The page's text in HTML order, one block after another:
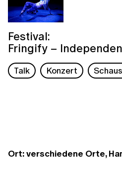
Festival:
Fringify –
Talk Konzert
Ort: verschiedene Orte,